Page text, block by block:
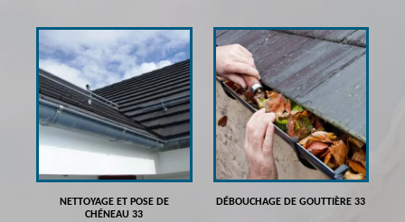
NETTOYAGE ET POSE DE
CHÉNEAU 33
DÉBOUCHAGE DE GOUTTIÈRE 33